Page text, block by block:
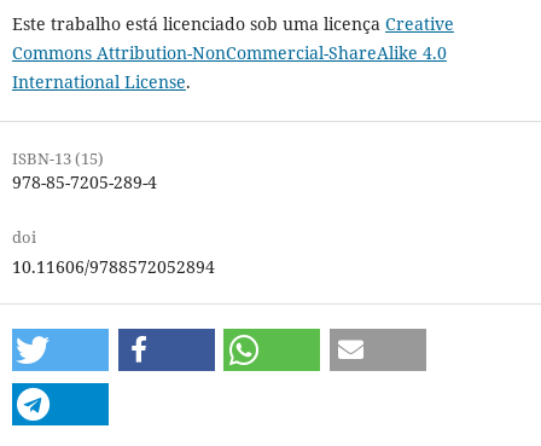
Este trabalho está licenciado sob uma licença Creative
Commons Attribution-NonCommercial-ShareAlike 4.0
International License.
ISBN-13 (15)
978-85-7205-289-4
doi
10.11606/9788572052894